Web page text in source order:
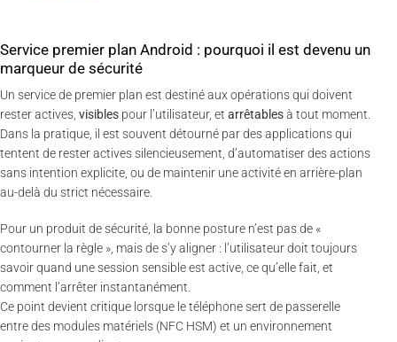
Service premier plan Android : pourquoi il est devenu un
marqueur de sécurité
Un service de premier plan est destiné aux opérations qui doivent
rester actives, visibles pour l’utilisateur, et arrêtablesà tout moment.
Dans la pratique, il est souvent détourné par des applications qui
tentent de rester actives silencieusement, d’automatiser des actions
sans intention explicite, ou de maintenir une activité en arrière-plan
au-delà du strict nécessaire.
Pour un produit de sécurité, la bonne posture n’est pas de «
contourner la règle », mais de s’y aligner : l’utilisateur doit toujours
savoir quand une session sensible est active, ce qu’elle fait, et
comment l’arrêter instantanément.
Ce point devient critique lorsque le téléphone sert de passerelle
entre des modules matériels (NFC HSM) et un environnement